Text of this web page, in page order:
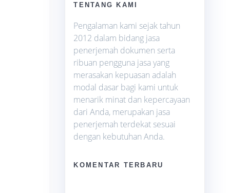
TENTANG KAMI
Pengalaman kami sejak tahun
2012 dalam bidang jasa
penerjemah dokumen serta
ribuan pengguna jasa yang
merasakan kepuasan adalah
modal dasar bagi kami untuk
menarik minat dan kepercayaan
dari Anda, merupakan jasa
penerjemah terdekat sesuai
dengan kebutuhan Anda.
KOMENTAR TERBARU